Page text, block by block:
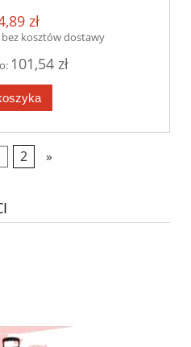
zł
bez kosztów dostawy
101,54 zł
2 »